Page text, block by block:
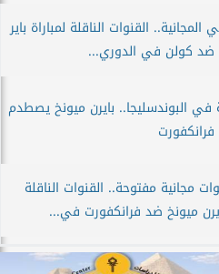
القنوات الناقلة لمباراة باير
ضد كولن في الدوري...
في البوندسليجا.. بايرن ميونخ يصطدم
فرانكفورت
مجانية مفتوحة.. القنوات الناقلة
ميونخ ضد فرانكفورت في...